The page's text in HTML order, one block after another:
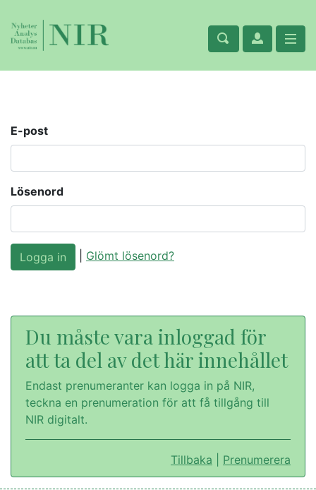
E-post
Lösenord
Glömt lösenord?
Du måste vara inloggad för
att ta del av det här innehållet
Endast prenumeranter kan logga in på NIR,
teckna en prenumeration för att få tillgång till
NIR digitalt.
Tillbaka Prenumerera